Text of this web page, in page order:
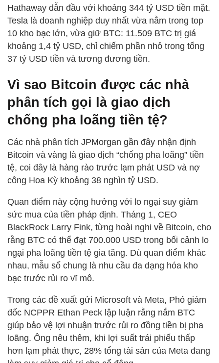
Hathaway dẫn đầu với khoảng 344 tỷ USD tiền mặt.
Tesla là doanh nghiệp duy nhất vừa nằm trong top
10 kho bạc lớn, vừa giữ BTC: 11.509 BTC trị giá
khoảng 1,4 tỷ USD, chỉ chiếm phần nhỏ trong tổng
37 tỷ USD tiền và tương đương tiền.
Vì sao Bitcoin được các nhà
phân tích gọi là giao dịch
chống pha loãng tiền tệ?
Các nhà phân tích JPMorgan gần đây nhận định
Bitcoin và vàng là giao dịch “chống pha loãng” tiền
tệ, coi đây là hàng rào trước lạm phát USD và nợ
công Hoa Kỳ khoảng 38 nghìn tỷ USD.
Quan điểm này cộng hưởng với lo ngại suy giảm
sức mua của tiền pháp định. Tháng 1, CEO
BlackRock Larry Fink, từng hoài nghi về Bitcoin, cho
rằng BTC có thể đạt 700.000 USD trong bối cảnh lo
ngại pha loãng tiền tệ gia tăng. Dù quan điểm khác
nhau, mẫu số chung là nhu cầu đa dạng hóa kho
bạc trước rủi ro vĩ mô.
Trong các đề xuất gửi Microsoft và Meta, Phó giám
đốc NCPPR Ethan Peck lập luận rằng nắm BTC
giúp bảo vệ lợi nhuận trước rủi ro đồng tiền bị pha
loãng. Ông nêu thêm, khi lợi suất trái phiếu thấp
hơn lạm phát thực, 28% tổng tài sản của Meta đang